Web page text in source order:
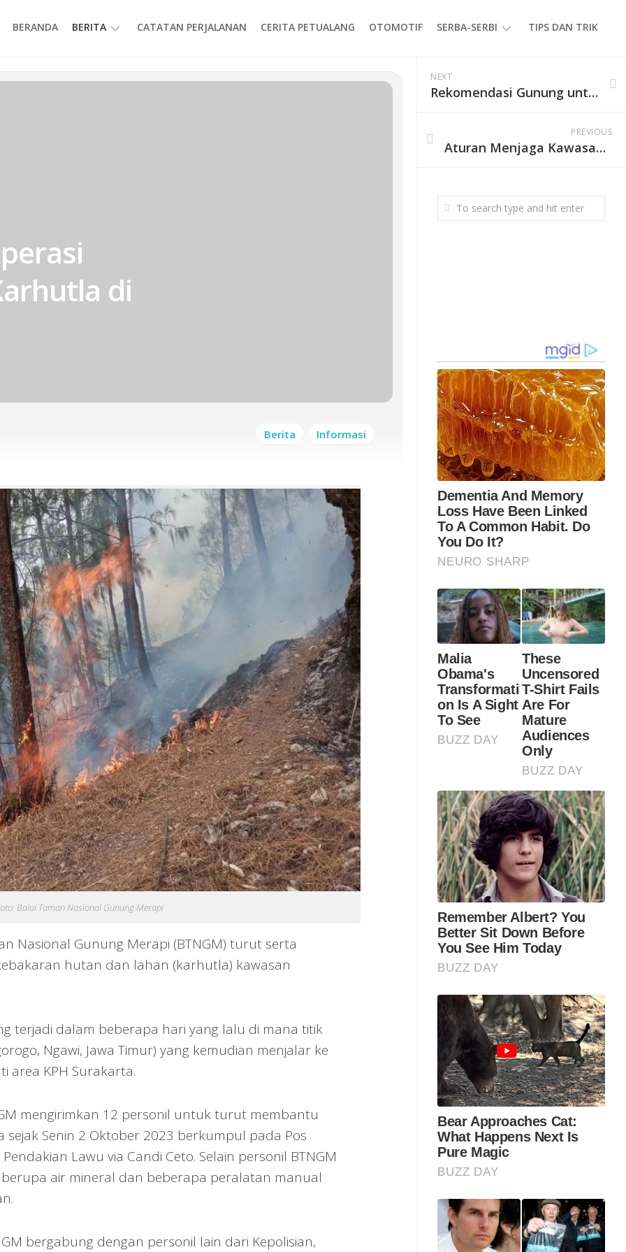
BERANDA BERITA CATATAN PERJALANAN CERITA PETUALANG OTOMOTIF SERBA-SERBI
EVENT
GAYA
TIPS DAN TRIK
di
Berita Informasi
Balai Taman Nasional Gunung Merapi
Nasional Gunung Merapi (BTNGM) turut serta
hutan dan lahan (karhutla) kawasan
terjadi dalam beberapa hari yang lalu di mana titik
Ngawi, Jawa Timur) yang kemudian menjalar ke
area KPH Surakarta.
mengirimkan 12 personil untuk turut membantu
Senin 2 Oktober 2023 berkumpul pada Pos
Lawu via Candi Ceto. Selain personil BTNGM
air mineral dan beberapa peralatan manual
bergabung dengan personil lain dari Kepolisian,
NEXT
Rekomendasi Gunung untuk Pendakian Seru
PREVIOUS
Aturan Menjaga Kawasan di Berbagai Destinasi Wisata